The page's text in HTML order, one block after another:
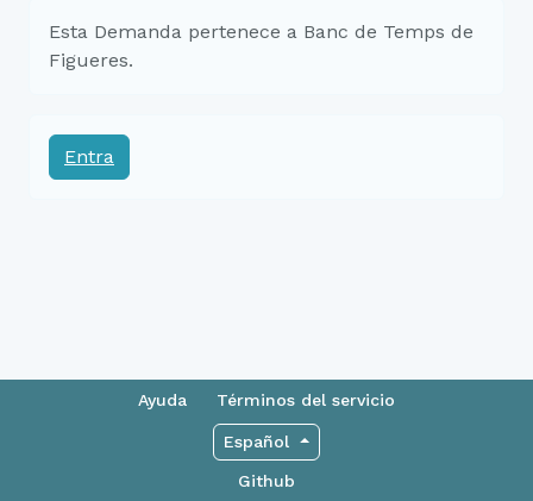
Esta Demanda pertenece a Banc de Temps de
Figueres.
Entra
Ayuda Términos del servicio
Español
Github